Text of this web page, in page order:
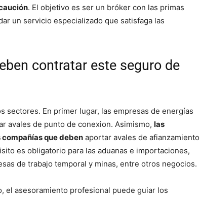
. El objetivo es ser un bróker con las primas
un servicio especializado que satisfaga las
contratar este seguro de
sectores. En primer lugar, las empresas de energías
avales de punto de conexion. Asimismo, las
que deben aportar avales de afianzamiento
es obligatorio para las aduanas e importaciones,
de trabajo temporal y minas, entre otros negocios.
el asesoramiento profesional puede guiar los